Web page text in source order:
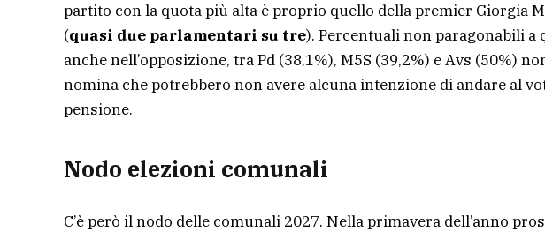
partito con la quota più alta è proprio quello della premier Giorgia
(quasi due parlamentari su tre). Percentuali non paragonabili a
anche nell’opposizione, tra Pd (38,1%), M5S (39,2%) e Avs (50%)
nomina che potrebbero non avere alcuna intenzione di andare al
pensione.
Nodo elezioni comunali
C’è però il nodo delle comunali 2027. Nella primavera dell’anno